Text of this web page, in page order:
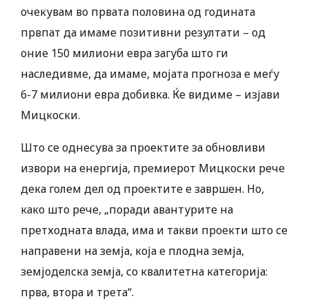
очекувам во првата половина од годината
првпат да имаме позитивни резултати – од
оние 150 милиони евра загуба што ги
наследивме, да имаме, мојата прогноза е меѓу
6-7 милиони евра добивка. Ќе видиме – изјави
Мицкоски.
Што се однесува за проектите за обновливи
извори на енергија, премиерот Мицкоски рече
дека голем дел од проектите е завршен. Но,
како што рече, „поради авантурите на
претходната влада, има и такви проекти што се
направени на земја, која е плодна земја,
земјоделска земја, со квалитетна категорија:
прва, втора и трета“.